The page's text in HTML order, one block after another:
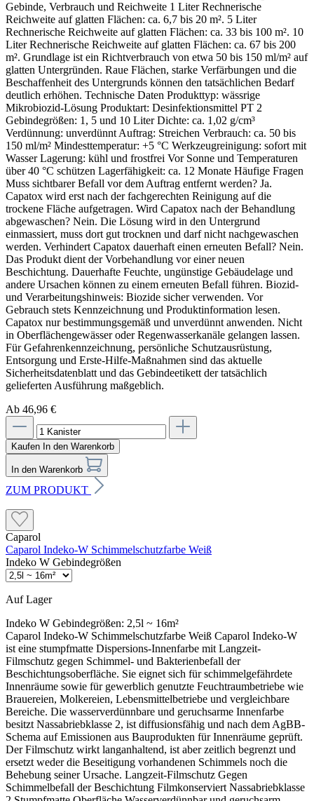
Gebinde, Verbrauch und Reichweite 1 Liter Rechnerische
Reichweite auf glatten Flächen: ca. 6,7 bis 20 m². 5 Liter
Rechnerische Reichweite auf glatten Flächen: ca. 33 bis 100 m². 10
Liter Rechnerische Reichweite auf glatten Flächen: ca. 67 bis 200
m². Grundlage ist ein Richtverbrauch von etwa 50 bis 150 ml/m² auf
glatten Untergründen. Raue Flächen, starke Verfärbungen und die
Beschaffenheit des Untergrunds können den tatsächlichen Bedarf
deutlich erhöhen. Technische Daten Produkttyp: wässrige
Mikrobiozid-Lösung Produktart: Desinfektionsmittel PT 2
Gebindegrößen: 1, 5 und 10 Liter Dichte: ca. 1,02 g/cm³
Verdünnung: unverdünnt Auftrag: Streichen Verbrauch: ca. 50 bis
150 ml/m² Mindesttemperatur: +5 °C Werkzeugreinigung: sofort mit
Wasser Lagerung: kühl und frostfrei Vor Sonne und Temperaturen
über 40 °C schützen Lagerfähigkeit: ca. 12 Monate Häufige Fragen
Muss sichtbarer Befall vor dem Auftrag entfernt werden? Ja.
Capatox wird erst nach der fachgerechten Reinigung auf die
trockene Fläche aufgetragen. Wird Capatox nach der Behandlung
abgewaschen? Nein. Die Lösung wird in den Untergrund
einmassiert, muss dort gut trocknen und darf nicht nachgewaschen
werden. Verhindert Capatox dauerhaft einen erneuten Befall? Nein.
Das Produkt dient der Vorbehandlung vor einer neuen
Beschichtung. Dauerhafte Feuchte, ungünstige Gebäudelage und
andere Ursachen können zu einem erneuten Befall führen. Biozid-
und Verarbeitungshinweis: Biozide sicher verwenden. Vor
Gebrauch stets Kennzeichnung und Produktinformation lesen.
Capatox nur bestimmungsgemäß und unverdünnt anwenden. Nicht
in Oberflächengewässer oder Regenwasserkanäle gelangen lassen.
Für Gefahrenkennzeichnung, persönliche Schutzausrüstung,
Entsorgung und Erste-Hilfe-Maßnahmen sind das aktuelle
Sicherheitsdatenblatt und das Gebindeetikett der tatsächlich
gelieferten Ausführung maßgeblich.
Ab 46,96 €
Kaufen In den Warenkorb
In den Warenkorb
ZUM PRODUKT
Caparol
Caparol Indeko-W Schimmelschutzfarbe Weiß
Indeko W Gebindegrößen
Auf Lager
Indeko W Gebindegrößen: 2,5l ~ 16m²
Caparol Indeko-W Schimmelschutzfarbe Weiß Caparol Indeko-W ist eine stumpfmatte Dispersions-Innenfarbe mit Langzeit-Filmschutz gegen Schimmel- und Bakterienbefall der Beschichtungsoberfläche. Sie eignet sich für schimmelgefährdete Innenräume sowie für gewerblich genutzte Feuchtraumbetriebe wie Brauereien, Molkereien, Lebensmittelbetriebe und vergleichbare Bereiche. Die wasserverdünnbare und geruchsarme Innenfarbe besitzt Nassabriebklasse 2, ist diffusionsfähig und nach dem AgBB-Schema auf Emissionen aus Bauprodukten für Innenräume geprüft. Der Filmschutz wirkt langanhaltend, ist aber zeitlich begrenzt und ersetzt weder die Beseitigung vorhandenen Schimmels noch die Behebung seiner Ursache. Langzeit-Filmschutz Gegen Schimmelbefall der Beschichtung Filmkonserviert Nassabriebklasse 2 Stumpfmatte Oberfläche Wasserverdünnbar und geruchsarm Geeignet für Schimmelgefährdete Innenflächen Keller und vergleichbare Innenräume Brauereien und Molkereien Lebensmittelbetriebe Private Wohnbereiche bei erhöhtem Risiko Tragfähige Tapeten und Altanstriche Nicht einfach überstreichen Aktiven Schimmelbefall Feuchte oder nicht tragfähige Flächen Ungeklärte Feuchteursachen Starke Nikotin- oder Rußablagerungen Salzausblühungen ohne Vorbehandlung Holz und Holzwerkstoffe Indeko-W verhindert Schimmel nicht dauerhaft: Der enthaltene Wirkstoff schützt den getrockneten Farbfilm über einen längeren, aber begrenzten Zeitraum. Feuchtigkeit, Temperatur, Lüftungsverhalten und vorhandener Infektionsdruck beeinflussen die Schutzdauer. Bauliche Feuchteschäden, Wärmebrücken oder falsches Lüften müssen unabhängig vom Anstrich behoben werden. Was macht Caparol Indeko-W besonders? Filmschutz mit Wirkstoffdepot Spezielle Wirkstoffe erschweren den erneuten Schimmel- und Bakterienbefall direkt auf der Beschichtungsoberfläche. Indeko-W ist eine behandelte Ware und keine Sanierung für die Ursache des Befalls. Scheuerbeständige Oberfläche Nassabriebklasse 2 ermöglicht nach vollständiger Durchtrocknung eine vorsichtige feuchte Reinigung mit einem weichen Tuch oder Schwamm. Für Innenräume geprüft Die Beschichtung wurde nach den Kriterien des Ausschusses zur gesundheitlichen Bewertung von Bauprodukten auf Emissionen aus beschichteten Innenflächen geprüft. Passt Indeko-W zu deinem Projekt? Das Produkt passt, wenn … ein erhöhtes Schimmelrisiko im Innenraum besteht der vorhandene Befall bereits fachgerecht entfernt wurde eine scheuerbeständige stumpfmatte Farbe benötigt wird der Untergrund fest, sauber und trocken ist mit Pinsel oder Rolle gearbeitet wird Besser ein anderes Produkt wählen, wenn … kein erhöhtes Schimmelrisiko vorhanden ist eine konservierungsmittelfreie Innenfarbe gewünscht wird eine Außenfläche beschichtet werden soll eine stark beanspruchte Nasszelle vorliegt die Wand dauerhaft feucht bleibt Schimmelbefall fachgerecht vorbereiten 1. Ursache feststellen Vor dem Anstrich muss geklärt werden, warum Schimmel entstanden ist. Typische Ursachen sind erhöhte Feuchtigkeit, Wärmebrücken, Kondenswasser, Wasserschäden oder unzureichende Lüftung. 2. Befall nass entfernen Vorhandenen Schimmelbelag fachgerecht durch Nassreinigung entfernen. Dabei die gesetzlichen und behördlichen Vorgaben zum Umgang mit biologischen Arbeitsstoffen beachten. 3. Mit Capatox behandeln Die gereinigte Fläche anschließend mit Caparol Capatox unverdünnt behandeln und vollständig trocknen lassen. Erst danach darf der weitere Anstrichaufbau ausgeführt werden. Kalk-, Zement- und Gipsputze Kalk- und Zementputze Feste, normal saugende Putze der Klassen CS II bis CS IV können ohne zusätzliche Grundierung beschichtet werden. Grob poröse, sandende oder saugende Putze mit Security Primer Roll-On oder Primalon Tiefgrund LF grundieren. Gipsputze Gipsputze mit Security Primer Roll-On oder Primalon Tiefgrund LF grundieren. Eine vorhandene Sinterhaut zuvor abschleifen und den Schleifstaub vollständig entfernen. Akustikflächen Die Sanierung von Akustikputzen oder Akustikelementdecken erfordert einen besonderen Aufbau. Vor der Beschichtung eine objektbezogene technische Beratung einholen. Gipskarton, Gipsbauplatten und Beton Gipskartonplatten Spachtelgrate abschleifen und die gesamte Fläche mit Security Primer Roll-On oder Primalon Tiefgrund LF grundieren. Gipsbauplatten Saugende Gipsbauplatten ebenfalls mit Security Primer Roll-On oder Primalon Tiefgrund LF vorbereiten. Beton und Porenbeton Auf Beton Trennmittel sowie mehlende und sandende Bestandteile vollständig entfernen. Porenbeton mit Primalon PM 200 grundieren, das im Verhältnis 1 : 5 mit Wasser gemischt wird. Tapeten und vorhandene Beschichtungen Matte Altbeschichtungen Fest haftende, matte und schwach saugende Altbeschichtungen können nach gründlicher Reinigung direkt überarbeitet werden. Glänzende Beschichtungen Glänzende Oberflächen und Lackanstriche anrauen und mit Primalon Universal Haftgrund grundieren. Raufaser und Papiertapeten Fest haftende, ungestrichene Raufaser-, Relief- und Prägetapeten aus Papier können ohne zusätzliche Vorbehandlung beschichtet werden. Lose Tapeten und Kleisterreste vollständig entfernen. Leimfarben, Flecken und Salzausblühungen Leimfarben Alte Leimfarben restlos abwaschen. Nach vollständiger Trocknung mit Security Primer Roll-On oder Primalon Tiefgrund LF grundieren. Nikotin, Ruß und Fett Verunreinigungen mit Wasser und einem fettlösenden Reiniger gründlich abwaschen und trocknen lassen. Vor der gesamten Fläche eine aussagekräftige Probebeschichtung anlegen. Bei starken Ablagerungen kann die Isolierwirkung von Indeko-W nicht ausreichen. Salzausblühungen Salze trocken abbürsten und mit Primalon Tiefgrund TB grundieren. Eine dauerhafte Haftung oder Unterbindung erneut auftretender Salze kann nicht garantiert werden. Acryl- und andere Dichtmassen: Auf Dichtstoffen können Risse, Verfärbungen oder Haftungsprobleme entstehen. Vor der Beschichtung der gesamten Fläche deshalb immer einen Probeanstrich auf dem tatsächlich verwendeten Dichtstoff ausführen. Der richtige Beschichtungsaufbau 1. Untergrund vorbereiten Die Fläche muss fest, tragfähig, trocken und frei von Verschmutzungen sowie trennenden Substanzen sein. Vorhandenen Schimmel fachgerecht entfernen und mit Capatox behandeln. 2. Grund- oder Zwischenanstrich Caparol Indeko-W mit maximal 10 % sauberem Wasser verdünnen und satt sowie gleichmäßig auftragen. 3. Schlussanstrich Nach ausreichender Trocknung den Schlussanstrich mit maximal 5 % Wasser verdünnt ausführen. Die Farbe nass in nass und ohne längere Unterbrechung verarbeiten. Die Mindestauftragsmenge darf nicht unterschritten werden: Die Schichtdicke beeinflusst die Wirkung des Langzeit-Filmschutzes maßgeblich. Indeko-W deshalb nicht besonders dünn ausrollen, sondern je Arbeitsgang mindestens 150 ml/m² satt und gleichmäßig auftragen. Verbrauch und Reichweite Mindestverbrauch Mindestens 150 ml/m² je